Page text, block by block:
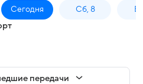
Сегодня Сб, 8
передачи